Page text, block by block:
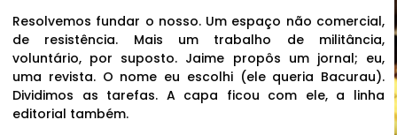
Resolvemos fundar o nosso. Um espaço não comercial,
de resistência. Mais um trabalho de militância,
voluntário, por suposto. Jaime propôs um jornal; eu,
uma revista. O nome eu escolhi (ele queria Bacurau).
Dividimos as tarefas. A capa ficou com ele, a linha
editorial também.